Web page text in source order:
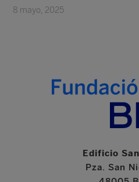
8 mayo, 2025
Edificio
Pza. San